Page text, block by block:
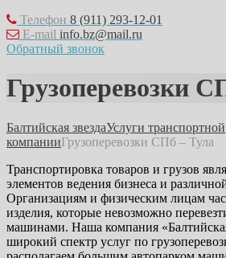
Телефон 8 (911) 293-12-01
E-mail info.bz@mail.ru
Обратный звонок
Грузоперевозки
Балтийская звездаУслуги транспортной
компанииГрузоперевозки СПб – Тула
Транспортировка товаров и грузов
элементов ведения бизнеса и
Организациям и физическим лицам
изделия, которые невозможно
машинами. Наша компания «Балтийская
широкий спектр услуг по